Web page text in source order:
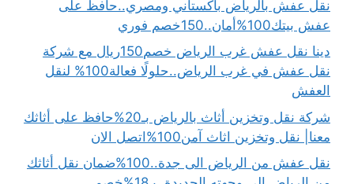
نقل عفش بالرياض باكستاني ومصري..حافظ على
عفش بيتك100%أمان..150خصم فوري
دينا نقل عفش غرب الرياض خصم150ريال مع شركة
نقل عفش في غرب الرياض..حلولًا فعالة100% لنقل
العفش
شركة نقل وتخزين أثاث بالرياض بـ20%حافظ على أثاثك
معنا| نقل وتخزين اثاث آمن100%اتصل الان
نقل عفش من الرياض الى جدة..100%ضمان نقل أثاثك